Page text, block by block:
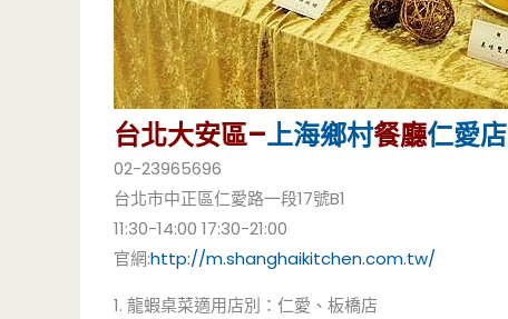
台北大安區–上海鄉村餐廳仁愛店
02-23965696
台北市中正區仁愛路一段17號B1
11:30-14:00 17:30-21:00
官網:http://m.shanghaikitchen.com.tw/
1. 龍蝦桌菜適用店別：仁愛、板橋店